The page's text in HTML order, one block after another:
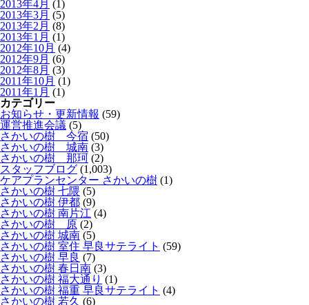
2013年4月 (1)
2013年3月 (5)
2013年2月 (8)
2013年1月 (1)
2012年10月 (4)
2012年9月 (6)
2012年8月 (3)
2011年10月 (1)
2011年1月 (1)
カテゴリー
お知らせ・更新情報 (59)
運営推進会議 (5)
さかいの樹 今宿 (50)
さかいの樹 城南 (3)
さかいの樹 那珂 (2)
スタッフブログ (1,003)
ケアプランセンター さかいの樹 (1)
さかいの樹 七隈 (5)
さかいの樹 伊都 (9)
さかいの樹 南片江 (4)
さかいの樹 原 (2)
さかいの樹 城南 (5)
さかいの樹 室住 早良サテライト (59)
さかいの樹 早良 (7)
さかいの樹 春日南 (3)
さかいの樹 福大通り (1)
さかいの樹 福重 早良サテライト (4)
さかいの樹 若久 (6)